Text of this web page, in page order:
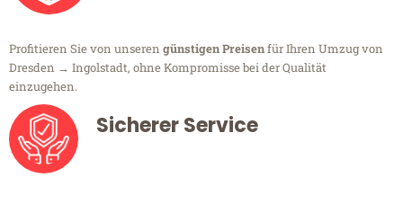
Profitieren Sie von unseren günstigen Preisenfür Ihren Umzug von
Dresden → Ingolstadt, ohne Kompromisse bei der Qualität
einzugehen.
Sicherer Service